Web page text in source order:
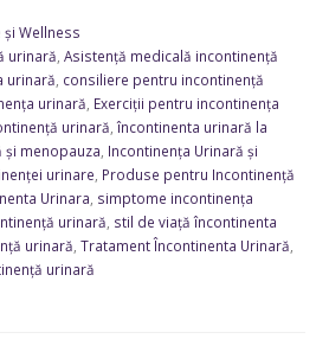
și Wellness
urinară Asistență medicală incontinență
urinară consiliere pentru incontinență
urinară Exerciții pentru incontinența
urinară ,încontinenta urinară la
menopauza Incontinența Urinară și
urinare Produse pentru Incontinență
Urinara simptome incontinența
urinară stil de viață încontinenta
urinară Tratament Încontinenta Urinară
urinară